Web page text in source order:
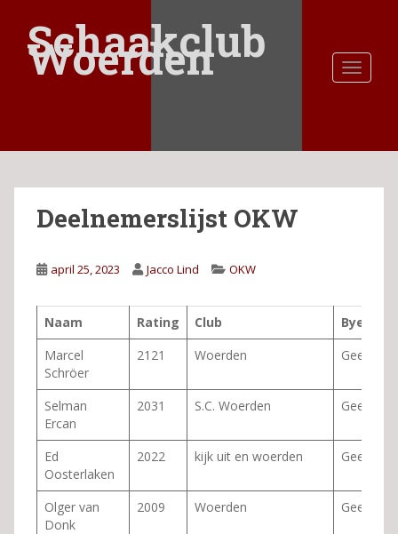
a
Schaakclub
Woerden
Deelnemerslijst OKW
april 25, 2023 Jacco Lind OKW
Naam Rating Club
Bye’s
Marcel
Schröer
2121 Woerden Geen
Selman
Ercan
2031 S.C. Woerden Geen
Ed
Oosterlaken
2022 kijk uit en woerden Geen
Olger van
Donk
2009 Woerden Geen